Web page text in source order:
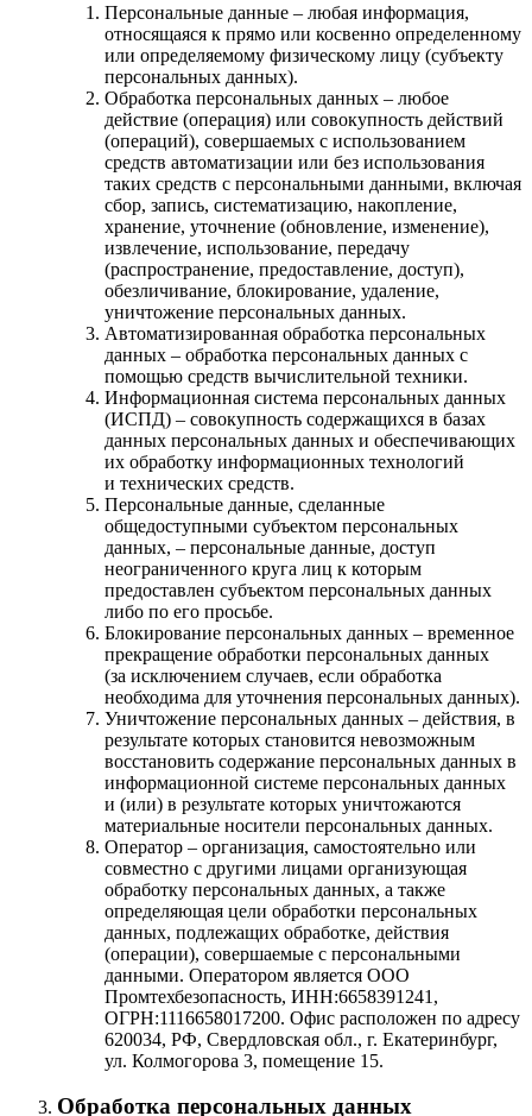
Персональные данные – любая информация,
относящаяся к прямо или косвенно определенному
или определяемому физическому лицу (субъекту
персональных данных).
Обработка персональных данных – любое
действие (операция) или совокупность действий
(операций), совершаемых с использованием
средств автоматизации или без использования
таких средств с персональными данными, включая
сбор, запись, систематизацию, накопление,
хранение, уточнение (обновление, изменение),
извлечение, использование, передачу
(распространение, предоставление, доступ),
обезличивание, блокирование, удаление,
уничтожение персональных данных.
Автоматизированная обработка персональных
данных – обработка персональных данных с
помощью средств вычислительной техники.
Информационная система персональных данных
(ИСПД) – совокупность содержащихся в базах
данных персональных данных и обеспечивающих
их обработку информационных технологий
и технических средств.
Персональные данные, сделанные
общедоступными субъектом персональных
данных, – персональные данные, доступ
неограниченного круга лиц к которым
предоставлен субъектом персональных данных
либо по его просьбе.
Блокирование персональных данных – временное
прекращение обработки персональных данных
(за исключением случаев, если обработка
необходима для уточнения персональных данных).
Уничтожение персональных данных – действия, в
результате которых становится невозможным
восстановить содержание персональных данных в
информационной системе персональных данных
и (или) в результате которых уничтожаются
материальные носители персональных данных.
Оператор – организация, самостоятельно или
совместно с другими лицами организующая
обработку персональных данных, а также
определяющая цели обработки персональных
данных, подлежащих обработке, действия
(операции), совершаемые с персональными
данными. Оператором является ООО
Промтехбезопасность, ИНН:6658391241,
ОГРН:1116658017200. Офис расположен по адресу
620034, РФ, Свердловская обл., г. Екатеринбург,
ул. Колмогорова 3, помещение 15.
Обработка персональных данных